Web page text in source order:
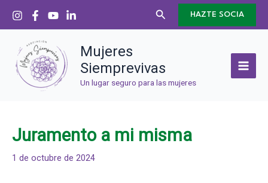
Buscar HAZTE SOCIA
Mujeres
Siemprevivas
Un lugar seguro para las mujeres
Juramento a mi misma
1 de octubre de 2024